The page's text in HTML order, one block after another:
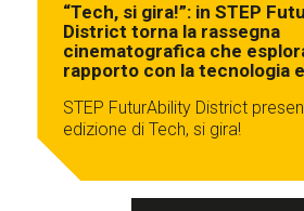
“Tech, si gira!”: in STEP
District torna la rassegna
cinematografica che
rapporto con la tecnologia
STEP FuturAbility District
edizione di Tech, si gira!